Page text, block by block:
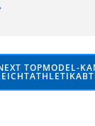
TOPMODEL-